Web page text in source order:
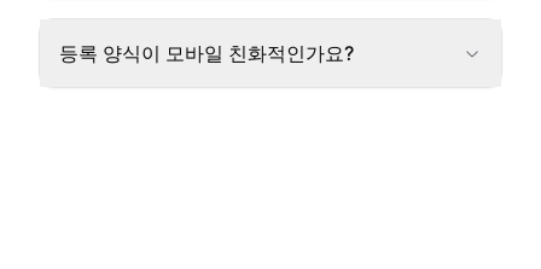
등록 양식이 모바일 친화적인가요?